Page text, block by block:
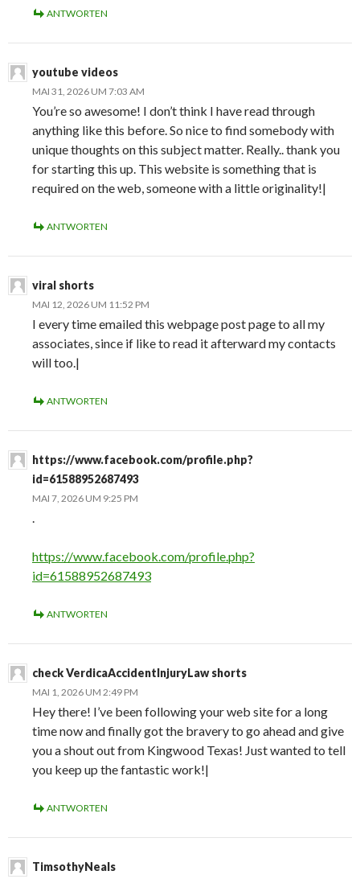
ANTWORTEN
youtube videos
MAI 31, 2026 UM 7:03 AM
You’re so awesome! I don’t think I have read through
anything like this before. So nice to find somebody with
unique thoughts on this subject matter. Really.. thank you
for starting this up. This website is something that is
required on the web, someone with a little originality!|
ANTWORTEN
viral shorts
MAI 12, 2026 UM 11:52 PM
I every time emailed this webpage post page to all my
associates, since if like to read it afterward my contacts
will too.|
ANTWORTEN
https://www.facebook.com/profile.php?
id=61588952687493
MAI 7, 2026 UM 9:25 PM
.
https://www.facebook.com/profile.php?
id=61588952687493
ANTWORTEN
check VerdicaAccidentInjuryLaw shorts
MAI 1, 2026 UM 2:49 PM
Hey there! I’ve been following your web site for a long
time now and finally got the bravery to go ahead and give
you a shout out from Kingwood Texas! Just wanted to tell
you keep up the fantastic work!|
ANTWORTEN
TimsothyNeals